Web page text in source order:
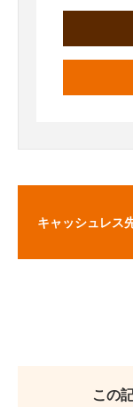
キャッシュレス
この